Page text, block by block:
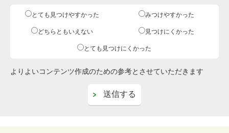
とても見つけやすかった みつけやすかった
どちらともいえない 見つけにくかった
とても見つけにくかった
よりよいコンテンツ作成のための参考とさせていただきます